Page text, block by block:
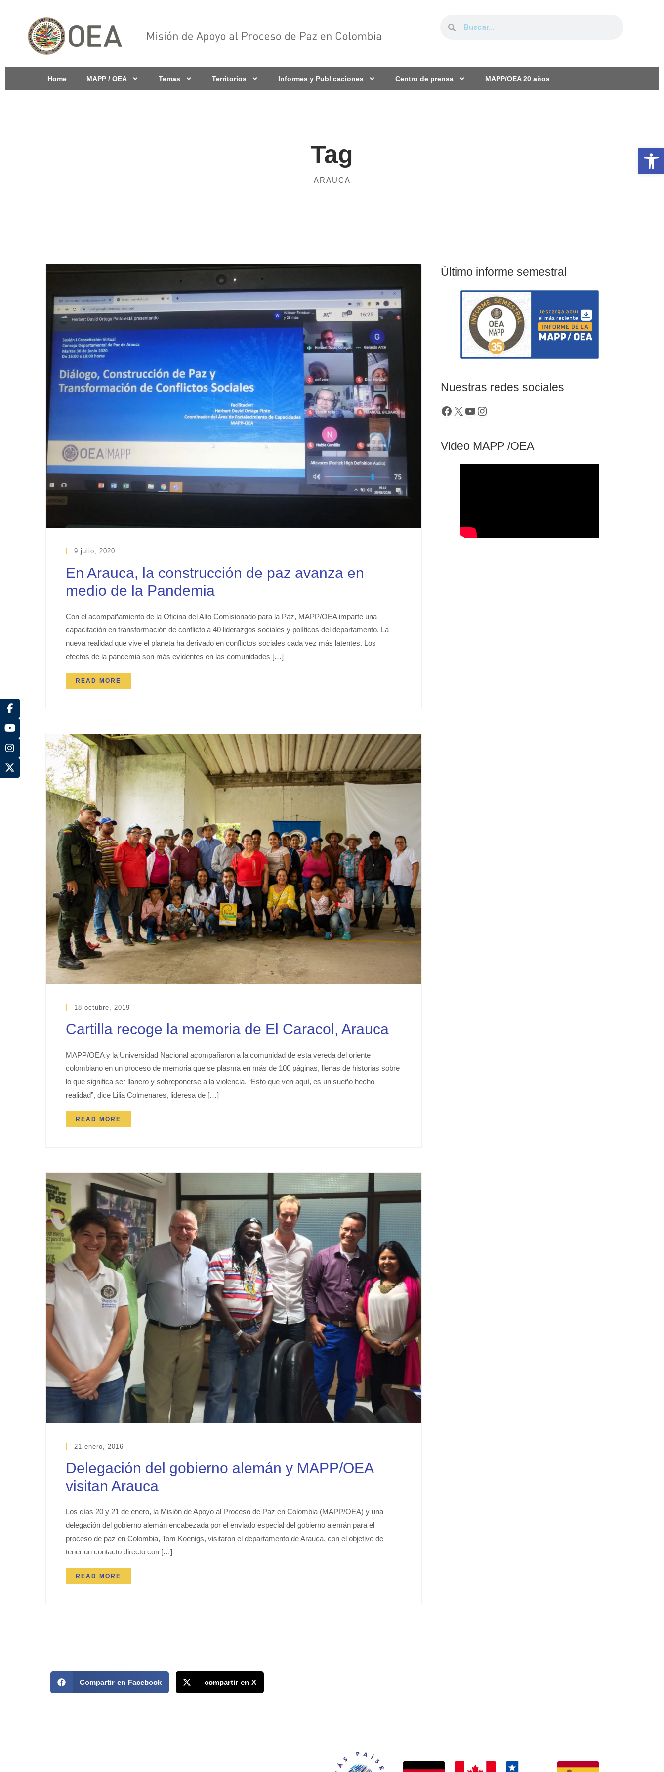
Home MAPP / OEA Temas Territorios Informes y Publicaciones Centro de prensa MAPP/OEA 20 años
Tag
ARAUCA
9 julio, 2020
En Arauca, la construcción de paz avanza en
medio de la Pandemia
Con el acompañamiento de la Oficina del Alto Comisionado para la Paz, MAPP/OEA imparte una
capacitación en transformación de conflicto a 40 liderazgos sociales y políticos del departamento. La
nueva realidad que vive el planeta ha derivado en conflictos sociales cada vez más latentes. Los
efectos de la pandemia son más evidentes en las comunidades […]
READ MORE
18 octubre, 2019
Cartilla recoge la memoria de El Caracol, Arauca
MAPP/OEA y la Universidad Nacional acompañaron a la comunidad de esta vereda del oriente
colombiano en un proceso de memoria que se plasma en más de 100 páginas, llenas de historias sobre
lo que significa ser llanero y sobreponerse a la violencia. “Esto que ven aquí, es un sueño hecho
realidad”, dice Lilia Colmenares, lideresa de […]
READ MORE
21 enero, 2016
Delegación del gobierno alemán y MAPP/OEA
visitan Arauca
Los días 20 y 21 de enero, la Misión de Apoyo al Proceso de Paz en Colombia (MAPP/OEA) y una
delegación del gobierno alemán encabezada por el enviado especial del gobierno alemán para el
proceso de paz en Colombia, Tom Koenigs, visitaron el departamento de Arauca, con el objetivo de
tener un contacto directo con […]
READ MORE
Último informe semestral
Nuestras redes sociales
Video MAPP /OEA
Compartir en Facebook compartir en X